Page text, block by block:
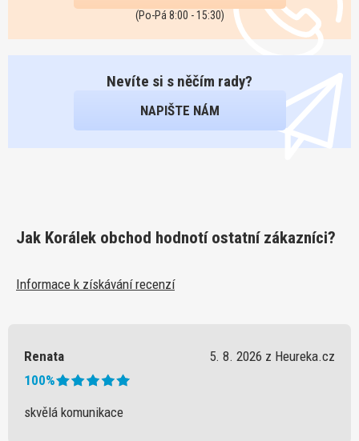
(Po-Pá 8:00 - 15:30)
Nevíte si s něčím rady?
NAPIŠTE NÁM
Jak Korálek obchod hodnotí ostatní zákazníci?
Informace k získávání recenzí
Renata
5. 8. 2026 z Heureka.cz
100%
skvělá komunikace